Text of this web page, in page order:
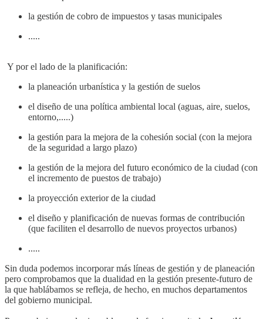
la gestión de cobro de impuestos y tasas municipales
.....
Y por el lado de la planificación:
la planeación urbanística y la gestión de suelos
el diseño de una política ambiental local (aguas, aire, suelos,
entorno,.....)
la gestión para la mejora de la cohesión social (con la mejora
de la seguridad a largo plazo)
la gestión de la mejora del futuro económico de la ciudad (con
el incremento de puestos de trabajo)
la proyección exterior de la ciudad
el diseño y planificación de nuevas formas de contribución
(que faciliten el desarrollo de nuevos proyectos urbanos)
.....
Sin duda podemos incorporar más líneas de gestión y de planeación
pero comprobamos que la dualidad en la gestión presente-futuro de
la que hablábamos se refleja, de hecho, en muchos departamentos
del gobierno municipal.